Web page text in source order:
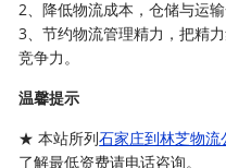
2、降低物流成本，仓储与运
3、节约物流管理精力，把精
竞争力。
温馨提示
★ 本站所列石家庄到林芝物流
了解最低资费请电话咨询。